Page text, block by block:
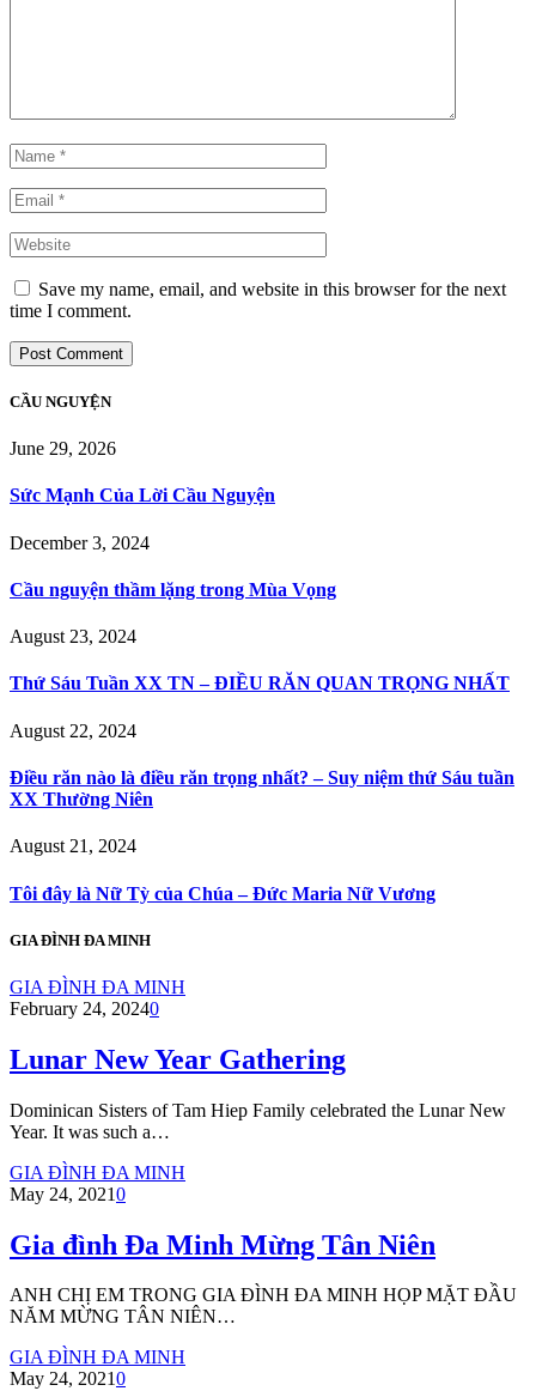
Save my name, email, and website in this browser for the next
time I comment.
CẦU NGUYỆN
June 29, 2026
Sức Mạnh Của Lời Cầu Nguyện
December 3, 2024
Cầu nguyện thầm lặng trong Mùa Vọng
August 23, 2024
Thứ Sáu Tuần XX TN – ĐIỀU RĂN QUAN TRỌNG NHẤT
August 22, 2024
Điều răn nào là điều răn trọng nhất? – Suy niệm thứ Sáu tuần
XX Thường Niên
August 21, 2024
Tôi đây là Nữ Tỳ của Chúa – Đức Maria Nữ Vương
GIA ĐÌNH ĐA MINH
GIA ĐÌNH ĐA MINH
February 24, 20240
Lunar New Year Gathering
Dominican Sisters of Tam Hiep Family celebrated the Lunar New
Year. It was such a…
GIA ĐÌNH ĐA MINH
May 24, 20210
Gia đình Đa Minh Mừng Tân Niên
ANH CHỊ EM TRONG GIA ĐÌNH ĐA MINH HỌP MẶT ĐẦU
NĂM MỪNG TÂN NIÊN…
GIA ĐÌNH ĐA MINH
May 24, 20210